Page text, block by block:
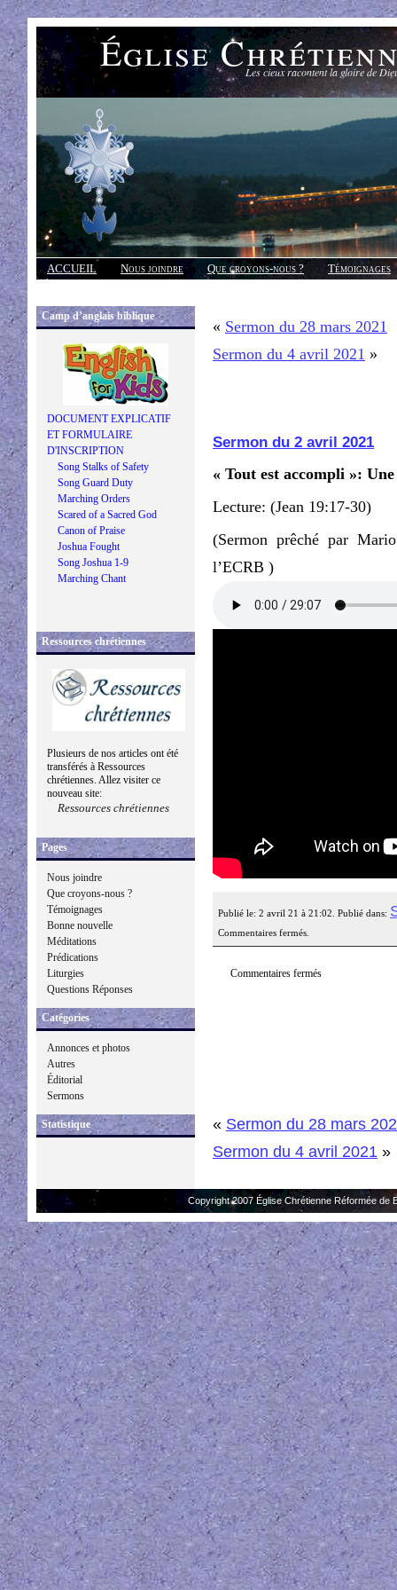
Église Les cieux racontent la gloire de
ACCUEIL Nous joindre Que croyons-nous ?
Témoignages
Réponses
Camp d’anglais biblique
DOCUMENT EXPLICATIF
ET FORMULAIRE
D'INSCRIPTION
Song Stalks of Safety
Song Guard Duty
Marching Orders
Scared of a Sacred God
Canon of Praise
Joshua Fought
Song Joshua 1-9
Marching Chant
Ressources chrétiennes
Plusieurs de nos articles ont été
transférés à Ressources
chrétiennes. Allez visiter ce
nouveau site:
Ressources chrétiennes
Pages
Nous joindre
Que croyons-nous ?
Témoignages
Bonne nouvelle
Méditations
Prédications
Liturgies
Questions Réponses
Catégories
Annonces et photos
Autres
Éditorial
Sermons
Statistique
« Sermon du 28 mars 2021
Sermon du 4 avril 2021 »
Sermon du 2 avril 2021
« Tout est accompli »:
Lecture: (Jean 19:17-30)
(Sermon prêché par
l’ECRB )
Publié le: 2 avril 21 à 21:02. Publié dans:
Commentaires fermés.
Commentaires fermés
« Sermon du 28 mars
Sermon du 4 avril 2021 »
Copyright 2007 Église Chrétienne Réformée de